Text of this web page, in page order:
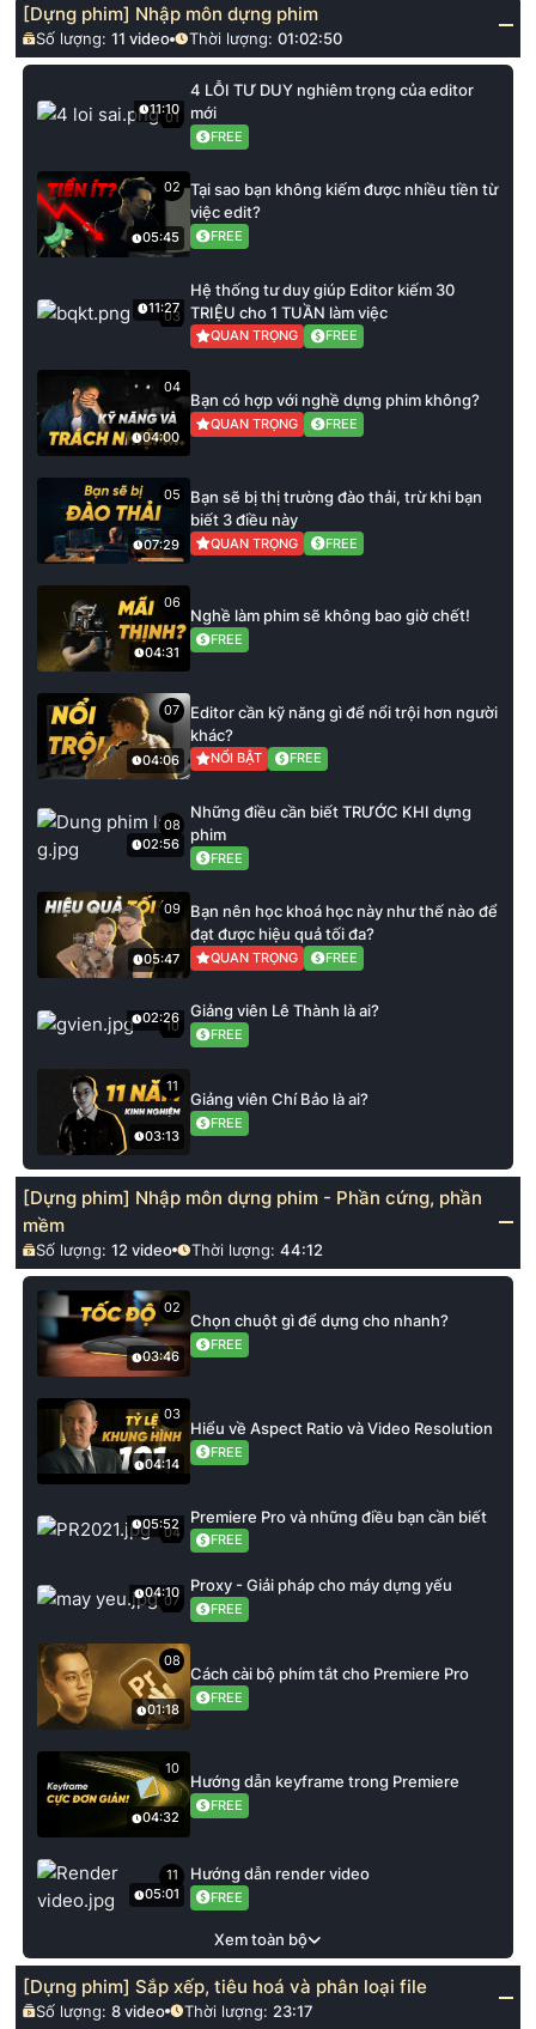
[Dựng phim] Nhập môn dựng phim
Số lượng:11 video Thời lượng: 01:02:50
01
11:10
4 LỖI TƯ DUY nghiêm trọng của editor
mới
FREE
02
05:45
Tại sao bạn không kiếm được nhiều tiền từ
việc edit?
FREE
03
11:27
Hệ thống tư duy giúp Editor kiếm 30
TRIỆU cho 1 TUẦN làm việc
QUAN TRỌNG FREE
04
04:00
Bạn có hợp với nghề dựng phim không?
QUAN TRỌNG FREE
05
07:29
Bạn sẽ bị thị trường đào thải, trừ khi bạn
biết 3 điều này
QUAN TRỌNG FREE
06
04:31
Nghề làm phim sẽ không bao giờ chết!
FREE
07
04:06
Editor cần kỹ năng gì để nổi trội hơn người
khác?
NỔI BẬT FREE
08
02:56
Những điều cần biết TRƯỚC KHI dựng
phim
FREE
09
05:47
Bạn nên học khoá học này như thế nào để
đạt được hiệu quả tối đa?
QUAN TRỌNG FREE
10
02:26 Giảng viên Lê Thành là ai?
FREE
11
03:13
Giảng viên Chí Bảo là ai?
FREE
[Dựng phim] Nhập môn dựng phim - Phần cứng, phần
mềm
Số lượng:12 video Thời lượng: 44:12
02
03:46
Chọn chuột gì để dựng cho nhanh?
FREE
03
04:14
Hiểu về Aspect Ratio và Video Resolution
FREE
04
05:52 Premiere Pro và những điều bạn cần biết
FREE
07
04:10 Proxy - Giải pháp cho máy dựng yếu
FREE
08
01:18
Cách cài bộ phím tắt cho Premiere Pro
FREE
10
04:32
Hướng dẫn keyframe trong Premiere
FREE
11
05:01
Hướng dẫn render video
FREE
Xem toàn bộ
[Dựng phim] Sắp xếp, tiêu hoá và phân loại file
Số lượng:8 video Thời lượng: 23:17